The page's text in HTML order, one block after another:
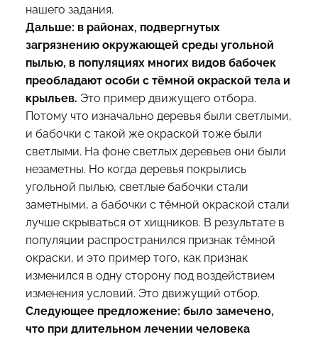
нашего задания.
Дальше: в районах, подвергнутых
загрязнению окружающей среды угольной
пылью, в популяциях многих видов бабочек
преобладают особи с тёмной окраской тела и
крыльев. Это пример движущего отбора.
Потому что изначально деревья были светлыми,
и бабочки с такой же окраской тоже были
светлыми. На фоне светлых деревьев они были
незаметны. Но когда деревья покрылись
угольной пылью, светлые бабочки стали
заметными, а бабочки с тёмной окраской стали
лучше скрываться от хищников. В результате в
популяции распространился признак тёмной
окраски, и это пример того, как признак
изменился в одну сторону под воздействием
изменения условий. Это движущий отбор.
Следующее предложение: было замечено,
что при длительном лечении человека